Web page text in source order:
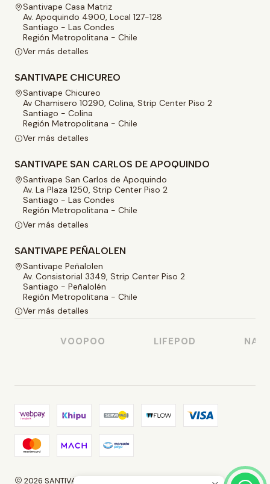
Santivape Casa Matriz
Av. Apoquindo 4900, Local 127-128
Santiago - Las Condes
Región Metropolitana - Chile
Ver más detalles
SANTIVAPE CHICUREO
Santivape Chicureo
Av Chamisero 10290, Colina, Strip Center Piso 2
Santiago - Colina
Región Metropolitana - Chile
Ver más detalles
SANTIVAPE SAN CARLOS DE APOQUINDO
Santivape San Carlos de Apoquindo
Av. La Plaza 1250, Strip Center Piso 2
Santiago - Las Condes
Región Metropolitana - Chile
Ver más detalles
SANTIVAPE PEÑALOLEN
Santivape Peñalolen
Av. Consistorial 3349, Strip Center Piso 2
Santiago - Peñalolén
Región Metropolitana - Chile
Ver más detalles
VOOPOO LIFEPOD
2026 SANTIVAPE.